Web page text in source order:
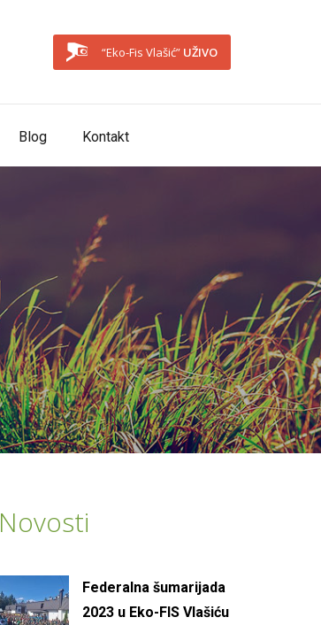
“Eko-Fis Vlašić” UŽIVO
Blog Kontakt
Novosti
Federalna šumarijada
2023 u Eko-FIS Vlašiću